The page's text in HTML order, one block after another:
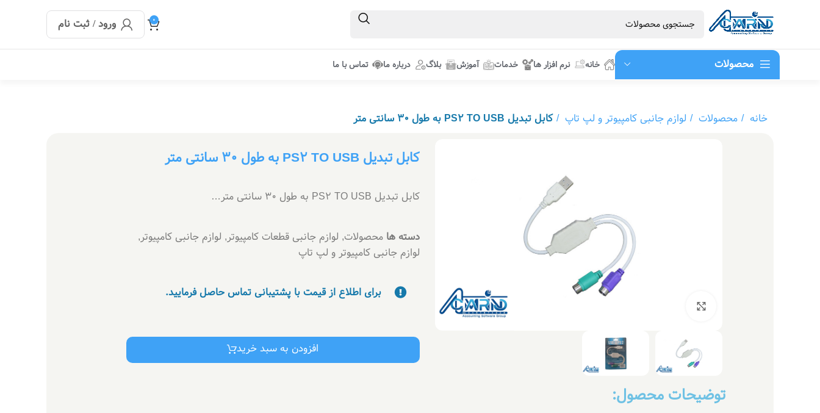
0 ورود / ثبت نام
محصولات خانه نرم افزار ها خدمات آموزش بلاگ درباره ما تماس با ما
خانه محصولات لوازم جانبی کامپیوتر و لپ تاپ کابل تبدیل PS2 TO USB به طول 30 سانتی متر‌
کابل تبدیل PS2 TO USB به طول 30 سانتی متر‌
کابل تبدیل PS2 TO USB به طول 30 سانتی متر‌…
دسته ها محصولات, لوازم جانبی قطعات کامپیوتر, لوازم جانبی کامپیوتر,
لوازم جانبی کامپیوتر و لپ تاپ
برای اطلاع از قیمت با پشتیبانی تماس حاصل فرمایید.
افزودن به سبد خرید
توضیحات محصول: